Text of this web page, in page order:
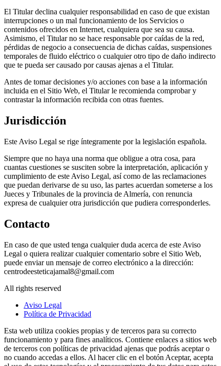
El Titular declina cualquier responsabilidad en caso de que existan
interrupciones o un mal funcionamiento de los Servicios o
contenidos ofrecidos en Internet, cualquiera que sea su causa.
Asimismo, el Titular no se hace responsable por caídas de la red,
pérdidas de negocio a consecuencia de dichas caídas, suspensiones
temporales de fluido eléctrico o cualquier otro tipo de daño indirecto
que te pueda ser causado por causas ajenas a el Titular.
Antes de tomar decisiones y/o acciones con base a la información
incluida en el Sitio Web, el Titular le recomienda comprobar y
contrastar la información recibida con otras fuentes.
Jurisdicción
Este Aviso Legal se rige íntegramente por la legislación española.
Siempre que no haya una norma que obligue a otra cosa, para
cuantas cuestiones se susciten sobre la interpretación, aplicación y
cumplimiento de este Aviso Legal, así como de las reclamaciones
que puedan derivarse de su uso, las partes acuerdan someterse a los
Jueces y Tribunales de la provincia de Almería, con renuncia
expresa de cualquier otra jurisdicción que pudiera corresponderles.
Contacto
En caso de que usted tenga cualquier duda acerca de este Aviso
Legal o quiera realizar cualquier comentario sobre el Sitio Web,
puede enviar un mensaje de correo electrónico a la dirección:
centrodeesteticajamal8@gmail.com
All rights reserved
Aviso Legal
Política de Privacidad
Esta web utiliza cookies propias y de terceros para su correcto
funcionamiento y para fines analíticos. Contiene enlaces a sitios web
de terceros con políticas de privacidad ajenas que podrás aceptar o
no cuando accedas a ellos. Al hacer clic en el botón Aceptar, acepta